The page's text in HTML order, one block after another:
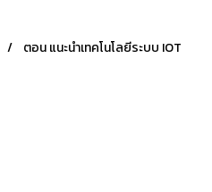
ตอน แนะนำเทคโนโลยีระบบ IOT